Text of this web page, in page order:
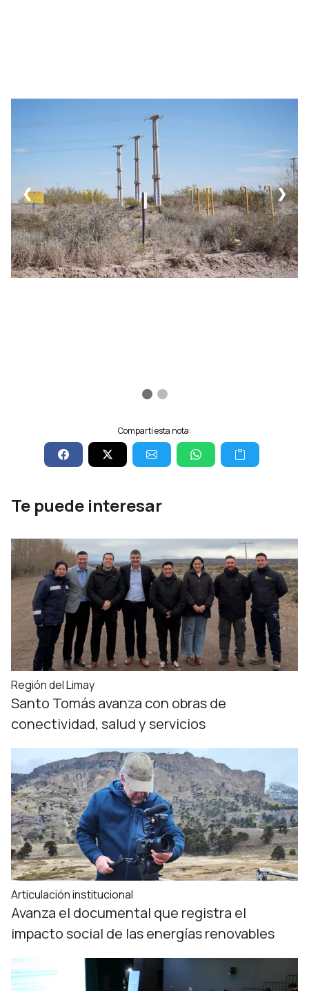
❮ ❯
Compartí esta nota:
Te puede interesar
Región del Limay
Santo Tomás avanza con obras de
conectividad, salud y servicios
Articulación institucional
Avanza el documental que registra el
impacto social de las energías renovables